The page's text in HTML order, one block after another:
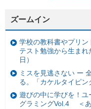
ズームイン
学校の教科書やプリ
テスト勉強から生ま
日）
ミスを見逃さない ー
る。「カケルタイピン
遊びの中に学びを！
グラミングVol.4 ＜あ